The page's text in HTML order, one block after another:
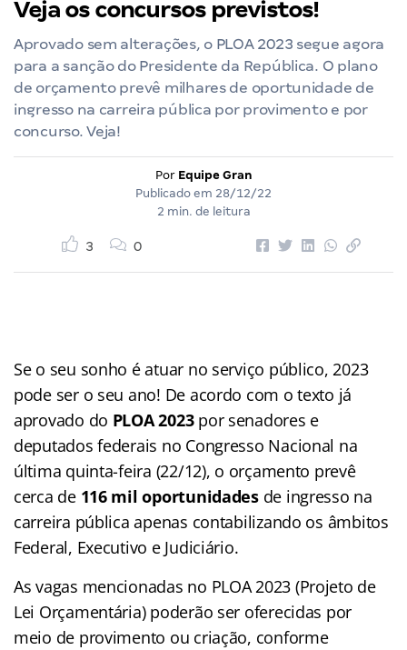
Veja os concursos previstos!
Aprovado sem alterações, o PLOA 2023 segue agora
para a sanção do Presidente da República. O plano
de orçamento prevê milhares de oportunidade de
ingresso na carreira pública por provimento e por
concurso. Veja!
Por Equipe Gran
Publicado em 28/12/22
2 min. de leitura
3 0
Se o seu sonho é atuar no serviço público, 2023
pode ser o seu ano! De acordo com o texto já
aprovado do PLOA 2023por senadores e
deputados federais no Congresso Nacional na
última quinta-feira (22/12), o orçamento prevê
cerca de 116 mil oportunidades de ingresso na
carreira pública apenas contabilizando os âmbitos
Federal, Executivo e Judiciário.
As vagas mencionadas no PLOA 2023 (Projeto de
Lei Orçamentária) poderão ser oferecidas por
meio de provimento ou criação, conforme